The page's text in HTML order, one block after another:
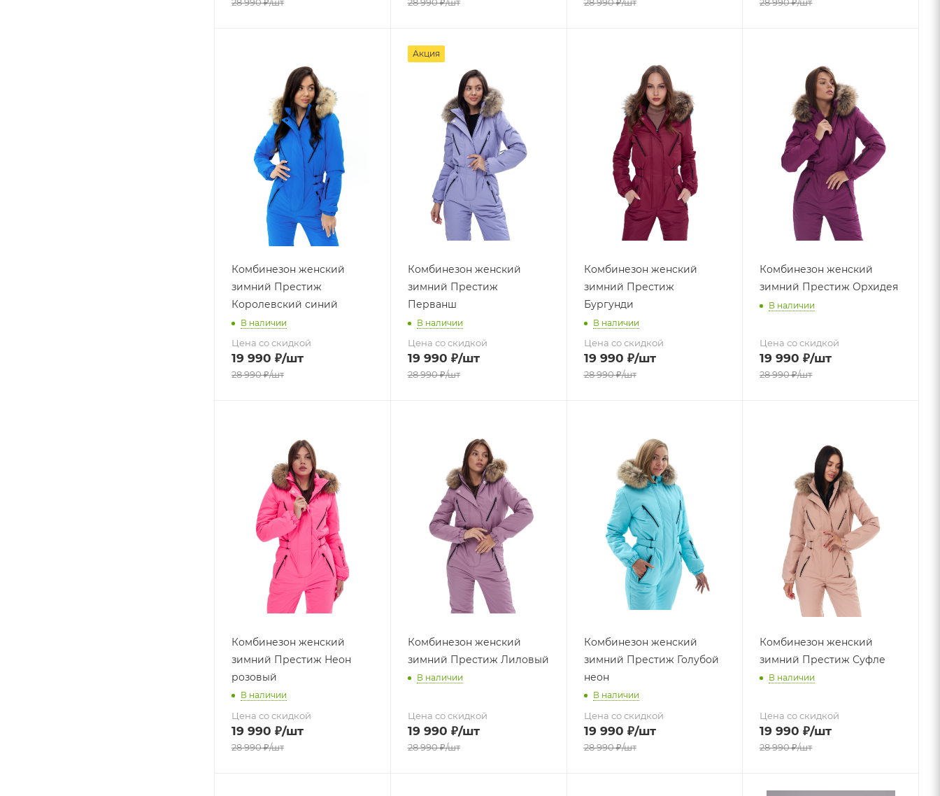
Комбинезон женский
зимний Престиж
Королевский синий
В наличии
Цена со скидкой
19 990 ₽/шт
28 990₽/шт
Акция
Комбинезон женский
зимний Престиж
Перванш
В наличии
Цена со скидкой
19 990 ₽/шт
28 990₽/шт
Комбинезон женский
зимний Престиж
Бургунди
В наличии
Цена со скидкой
19 990 ₽/шт
28 990₽/шт
Комбинезон женский
зимний Престиж Орхидея
В наличии
Цена со скидкой
19 990 ₽/шт
28 990₽/шт
Комбинезон женский
зимний Престиж Неон
розовый
В наличии
Цена со скидкой
19 990 ₽/шт
28 990₽/шт
Комбинезон женский
зимний Престиж Лиловый
В наличии
Цена со скидкой
19 990 ₽/шт
28 990₽/шт
Комбинезон женский
зимний Престиж Голубой
неон
В наличии
Цена со скидкой
19 990 ₽/шт
28 990₽/шт
Комбинезон женский
зимний Престиж Суфле
В наличии
Цена со скидкой
19 990 ₽/шт
28 990₽/шт